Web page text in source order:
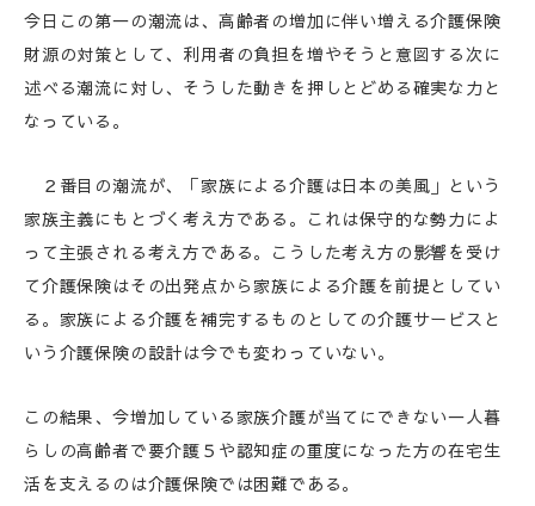
今日この第一の潮流は、高齢者の増加に伴い増える介護保険
財源の対策として、利用者の負担を増やそうと意図する次に
述べる潮流に対し、そうした動きを押しとどめる確実な力と
なっている。
２番目の潮流が、「家族による介護は日本の美風」という
家族主義にもとづく考え方である。これは保守的な勢力によ
って主張される考え方である。こうした考え方の影響を受け
て介護保険はその出発点から家族による介護を前提としてい
る。家族による介護を補完するものとしての介護サービスと
いう介護保険の設計は今でも変わっていない。
この結果、今増加している家族介護が当てにできない一人暮
らしの高齢者で要介護５や認知症の重度になった方の在宅生
活を支えるのは介護保険では困難である。